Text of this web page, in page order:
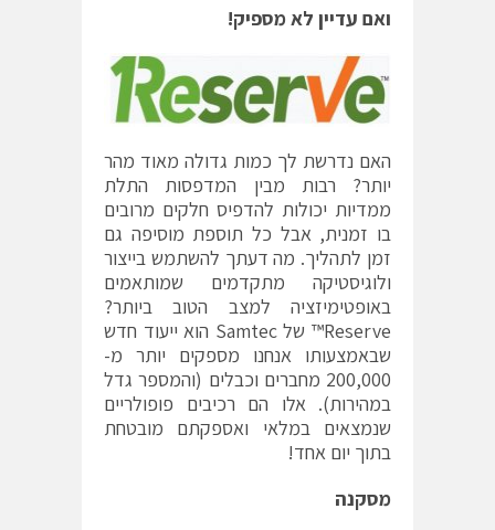
ואם עדיין לא מספיק!
האם נדרשת לך כמות גדולה מאוד מהר
יותר? רבות מבין המדפסות התלת
ממדיות יכולות להדפיס חלקים מרובים
בו זמנית, אבל כל תוספת מוסיפה גם
זמן לתהליך. מה דעתך להשתמש בייצור
ולוגיסטיקה מתקדמים שמותאמים
באופטימיזציה למצב הטוב ביותר?
Reserve™ של Samtec הוא ייעוד חדש
שבאמצעותו אנחנו מספקים יותר מ-
200,000 מחברים וכבלים (והמספר גדל
במהירות). אלו הם רכיבים פופולריים
שנמצאים במלאי ואספקתם מובטחת
בתוך יום אחד!
מסקנה